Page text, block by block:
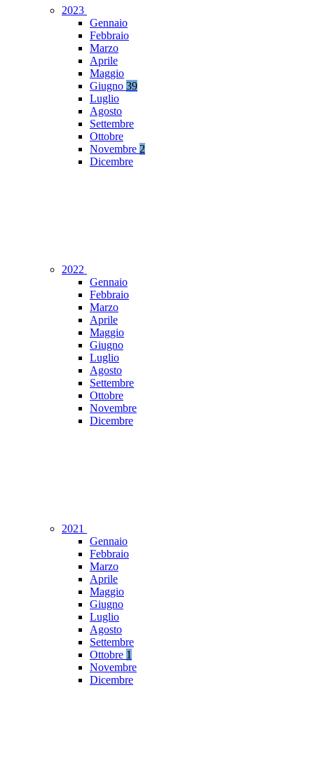
2023
Gennaio
Febbraio
Marzo
Aprile
Maggio
Giugno 39
Luglio
Agosto
Settembre
Ottobre
Novembre 2
Dicembre
2022
Gennaio
Febbraio
Marzo
Aprile
Maggio
Giugno
Luglio
Agosto
Settembre
Ottobre
Novembre
Dicembre
2021
Gennaio
Febbraio
Marzo
Aprile
Maggio
Giugno
Luglio
Agosto
Settembre
Ottobre 1
Novembre
Dicembre